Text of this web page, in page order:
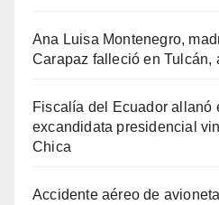
Ana Luisa Montenegro,
Carapaz falleció en Tulcán,
Fiscalía del Ecuador allanó
excandidata presidencial
Chica
Accidente aéreo de